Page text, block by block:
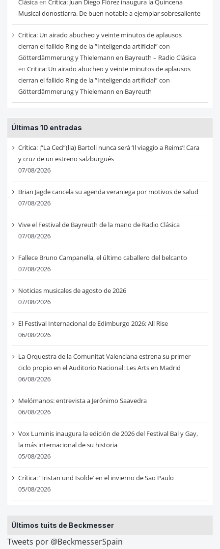
Clásicaen Crítica: Juan Diego Flórez inaugura la Quincena
Musical donostiarra. De buen notable a ejemplar sobresaliente
Critica: Un airado abucheo y veinte minutos de aplausos
cierran el fallido Ring de la “Inteligencia artificial” con
Götterdämmerung y Thielemann en Bayreuth – Radio Clásica
en Critica: Un airado abucheo y veinte minutos de aplausos
cierran el fallido Ring de la “Inteligencia artificial” con
Götterdämmerung y Thielemann en Bayreuth
Últimas 10 entradas
Crítica: ¡“La Ceci”(lia) Bartoli nunca será ‘Il viaggio a Reims’! Cara
y cruz de un estreno salzburgués
07/08/2026
Brian Jagde cancela su agenda veraniega por motivos de salud
07/08/2026
Vive el Festival de Bayreuth de la mano de Radio Clásica
07/08/2026
Fallece Bruno Campanella, el último caballero del belcanto
07/08/2026
Noticias musicales de agosto de 2026
07/08/2026
El Festival Internacional de Edimburgo 2026: All Rise
06/08/2026
La Orquestra de la Comunitat Valenciana estrena su primer
ciclo propio en el Auditorio Nacional: Les Arts en Madrid
06/08/2026
Melómanos: entrevista a Jerónimo Saavedra
06/08/2026
Vox Luminis inaugura la edición de 2026 del Festival Bal y Gay,
la más internacional de su historia
05/08/2026
Crítica: ‘Tristan und Isolde’ en el invierno de Sao Paulo
05/08/2026
Últimos tuits de Beckmesser
Tweets por @BeckmesserSpain